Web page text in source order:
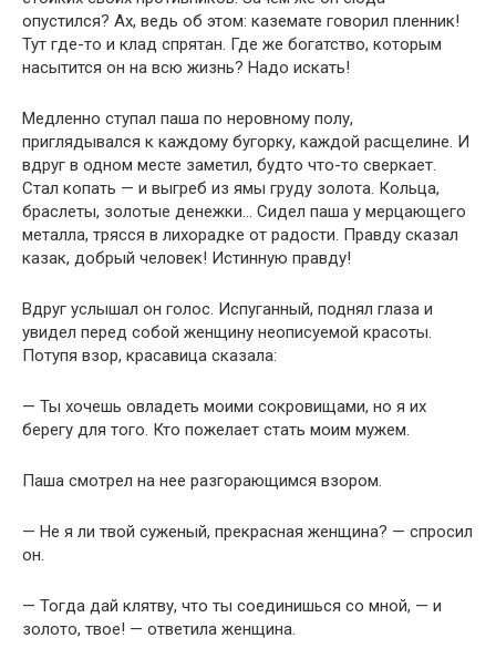
опустился? Ах, ведь об этом: каземате говорил пленник!
Тут где-то и клад спрятан. Где же богатство, которым
насытится он на всю жизнь? Надо искать!
Медленно ступал паша по неровному полу,
приглядывался к каждому бугорку, каждой расщелине. И
вдруг в одном месте заметил, будто что-то сверкает.
Стал копать — и выгреб из ямы груду золота. Кольца,
браслеты, золотые денежки… Сидел паша у мерцающего
металла, трясся в лихорадке от радости. Правду сказал
казак, добрый человек! Истинную правду!
Вдруг услышал он голос. Испуганный, поднял глаза и
увидел перед собой женщину неописуемой красоты.
Потупя взор, красавица сказала:
— Ты хочешь овладеть моими сокровищами, но я их
берегу для того. Кто пожелает стать моим мужем.
Паша смотрел на нее разгорающимся взором.
— Не я ли твой суженый, прекрасная женщина? — спросил
он.
— Тогда дай клятву, что ты соединишься со мной, — и
золото, твое! — ответила женщина.